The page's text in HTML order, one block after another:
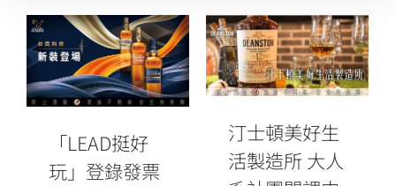
「LEAD挺好
玩」登錄發票
再享限量品牌
「LEAD挺好
玩」登錄發票
汀士頓美好生
活製造所 大人
系社團開課中
汀士頓美好生
活製造所 大人